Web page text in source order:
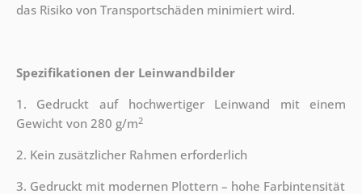
das Risiko von Transportschäden minimiert wird.
Spezifikationen der Leinwandbilder
1. Gedruckt auf hochwertiger Leinwand mit einem
Gewicht von 280 g/m2
2. Kein zusätzlicher Rahmen erforderlich
3. Gedruckt mit modernen Plottern – hohe Farbintensität